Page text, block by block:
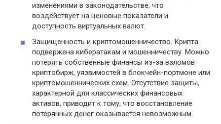
изменениями в законодательстве, что
воздействует на ценовые показатели и
доступность виртуальных валют.
Защищенность и криптомошенничество. Крипта
подвержена кибератакам и мошенничеству. Можно
потерять собственные финансы из-за взломов
криптобирж, уязвимостей в блокчейн-портмоне или
криптомошеннических схем. Отсутствие защиты,
характерной для классических финансовых
активов, приводит к тому, что восстановление
потерянных денег оказывается невозможным.